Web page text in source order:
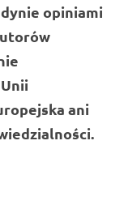
opiniami
ani